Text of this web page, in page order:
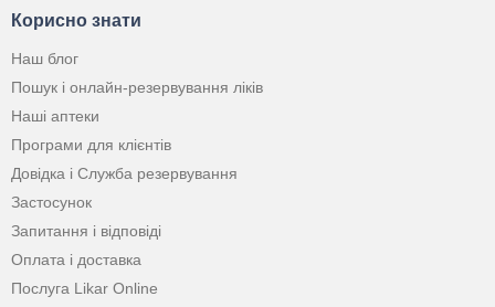
Корисно знати
Наш блог
Пошук і онлайн-резервування ліків
Наші аптеки
Програми для клієнтів
Довідка і Служба резервування
Застосунок
Запитання і відповіді
Оплата і доставка
Послуга Likar Online